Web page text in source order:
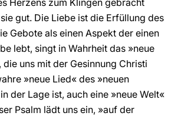
Herzens zum Klingen gebracht
gut. Die Liebe ist die Erfüllung des
Gebote als einen Aspekt der einen
lebt, singt in Wahrheit das »neue
die uns mit der Gesinnung Christi
»neue Lied« des »neuen
der Lage ist, auch eine »neue Welt«
Psalm lädt uns ein, »auf der